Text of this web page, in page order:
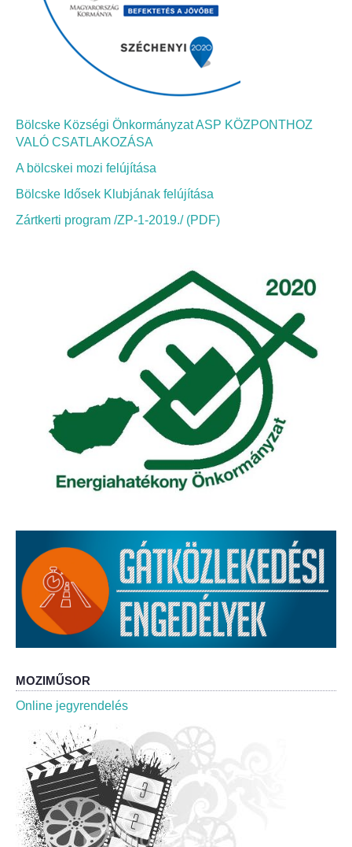
ÖNKORMÁNYZAT
Képviselő-testület
Képviselő-testületi ülések
Bizottságok
Bizottsági ülések
A helyi választási bizottság határozatai
Roma Nemzetiségi Önkormányzat
Roma Nemzetiségi Önkormányzat ülések
Rendeletek
Polgármesteri normatív határozatok
Önkormányzati támogatások
Pályázatok
Közbeszerzések
Szerződések
Közadat
Helyi Esélyegyenlőség Program
Alapítványok
Helyi Építési Szabályzat
INTÉZMÉNYEK
Bölcske Községi Önkormányzat ASP KÖZPONTHOZ
VALÓ CSATLAKOZÁSA
A bölcskei mozi felújítása
Bölcske Idősek Klubjának felújítása
Zártkerti program /ZP-1-2019./ (PDF)
MOZIMŰSOR
Online jegyrendelés